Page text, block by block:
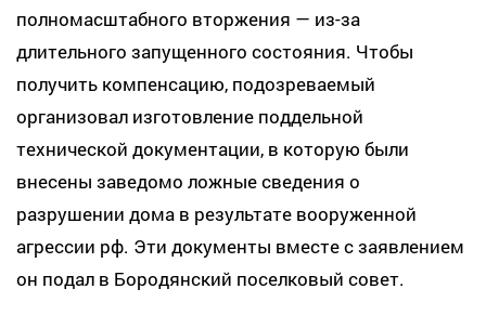
полномасштабного вторжения — из-за
длительного запущенного состояния. Чтобы
получить компенсацию, подозреваемый
организовал изготовление поддельной
технической документации, в которую были
внесены заведомо ложные сведения о
разрушении дома в результате вооруженной
агрессии рф. Эти документы вместе с заявлением
он подал в Бородянский поселковый совет.